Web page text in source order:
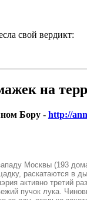
свой вердикт:
на
Бору- http://
Москвы (193
раскатаются в
активно
пучок лука.